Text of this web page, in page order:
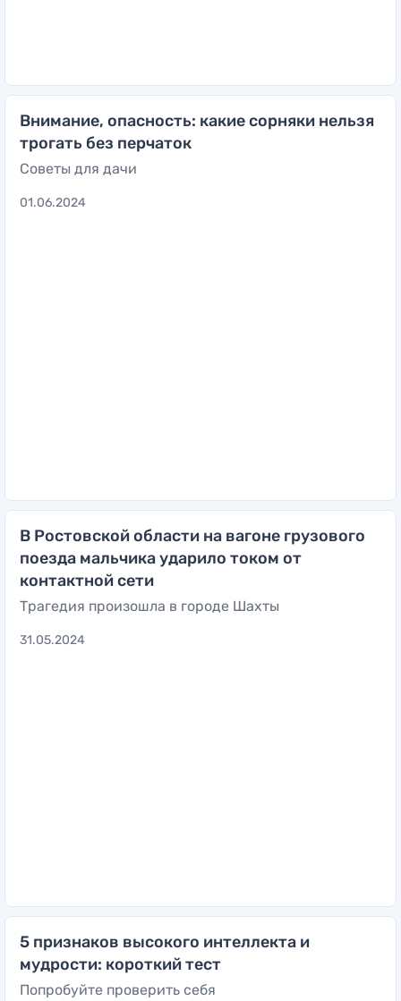
Внимание, опасность: какие сорняки нельзя
трогать без перчаток
Советы для дачи
01.06.2024
В Ростовской области на вагоне грузового
поезда мальчика ударило током от
контактной сети
Трагедия произошла в городе Шахты
31.05.2024
5 признаков высокого интеллекта и
мудрости: короткий тест
Попробуйте проверить себя